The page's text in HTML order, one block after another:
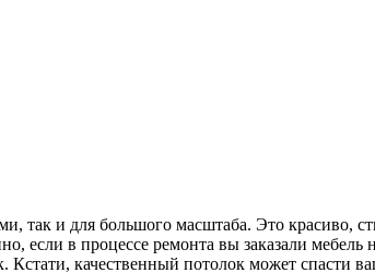
и для большого масштаба. Это красиво,
если в процессе ремонта вы заказали
качественный потолок может спасти